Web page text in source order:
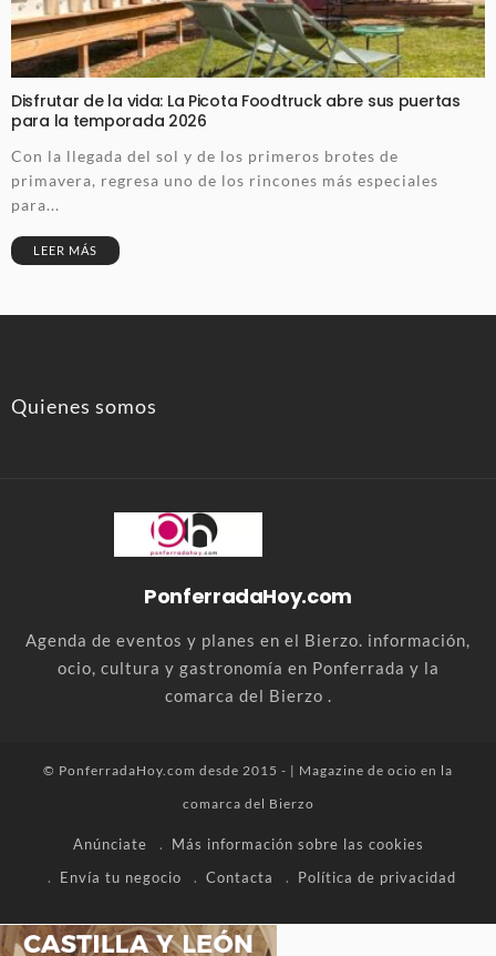
Disfrutar de la vida: La Picota Foodtruck abre sus puertas
para la temporada 2026
Con la llegada del sol y de los primeros brotes de
primavera, regresa uno de los rincones más especiales
para...
LEER MÁS
Quienes somos
PonferradaHoy.com
Agenda de eventos y planes en el Bierzo. información,
ocio, cultura y gastronomía en Ponferrada y la
comarca del Bierzo .
© PonferradaHoy.com desde 2015 - | Magazine de ocio en la
comarca del Bierzo
Anúnciate
Más información sobre las cookies
Envía tu negocio
Contacta Política de privacidad